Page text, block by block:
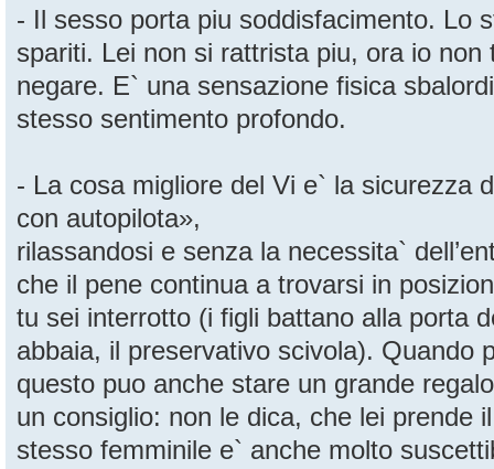
- Il sesso porta piu soddisfacimento. Lo
spariti. Lei non si rattrista piu, ora io
negare. E` una sensazione fisica
stesso sentimento profondo.
- La cosa migliore del Vi e` la sicurezza
con autopilota»,
rilassandosi e senza la necessita`
che il pene continua a trovarsi in
tu sei interrotto (i figli battano alla porta
abbaia, il preservativo scivola). Quando
questo puo anche stare un grande
un consiglio: non le dica, che lei prende
stesso femminile e` anche molto